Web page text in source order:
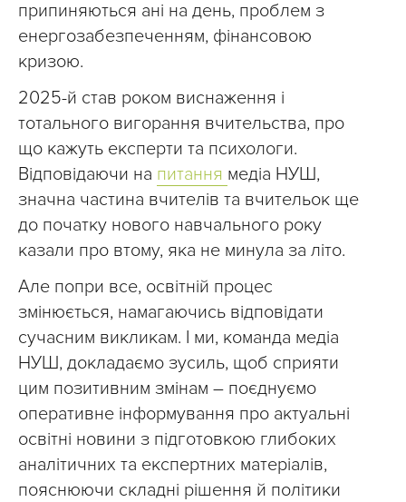
припиняються ані на день, проблем з
енергозабезпеченням, фінансовою
кризою.
2025-й став роком виснаження і
тотального вигорання вчительства, про
що кажуть експерти та психологи.
Відповідаючи на питання медіа НУШ,
значна частина вчителів та вчительок ще
до початку нового навчального року
казали про втому, яка не минула за літо.
Але попри все, освітній процес
змінюється, намагаючись відповідати
сучасним викликам. І ми, команда медіа
НУШ, докладаємо зусиль, щоб сприяти
цим позитивним змінам – поєднуємо
оперативне інформування про актуальні
освітні новини з підготовкою глибоких
аналітичних та експертних матеріалів,
пояснюючи складні рішення й політики